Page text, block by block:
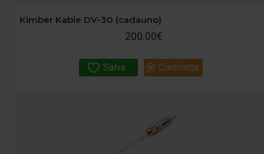
Kimber Kable DV-30 (cadauno)
200.00€
Salva Confronta